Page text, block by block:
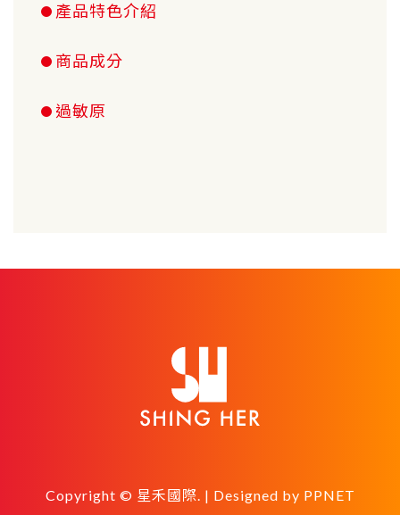
產品特色介紹
商品成分
過敏原
Copyright © 星禾國際. | Designed by PPNET